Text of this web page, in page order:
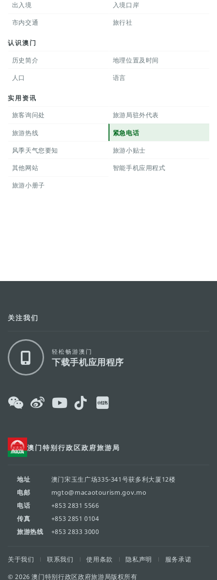
出入境 入境口岸
市内交通 旅行社
认识澳门
历史简介
地理位置及时间
人口 语言
实用资讯
旅客询问处
旅游局驻外代表
旅游热线 紧急电话
风季天气您要知 旅游小贴士
其他网站 智能手机应用程式
旅游小册子
澳门特别行政区政府旅游局
地址
澳门宋玉生广场335-341号获多利大厦12楼
电邮
mgto@macaotourism.gov.mo
电话
+853 2831 5566
传真
+853 2851 0104
旅游热线
+853 2833 3000
关注我们
轻松畅游澳门
下载手机应用程序
关于我们 联系我们 使用条款 隐私声明
服务承诺
© 2026 澳门特别行政区政府旅游局版权所有